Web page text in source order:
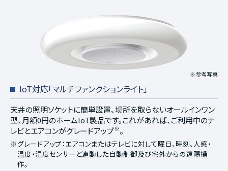
※参考写真
IoT対応「マルチファンクションライト」
天井の照明ソケットに簡単設置、場所を取らないオールインワン
型、月額0円のホームIoT製品です。これがあれば、ご利用中のテ
レビとエアコンがグレードアップ※。
※グレードアップ：エアコンまたはテレビに対して曜日、時刻、人感・
温度・湿度センサーと連動した自動制御及び宅外からの遠隔操
作。